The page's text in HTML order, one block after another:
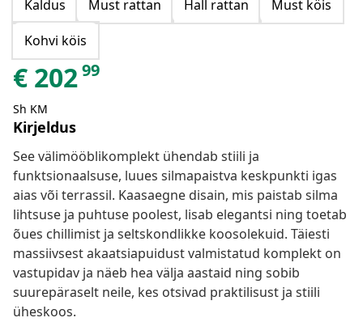
Kaldus
Must rattan Hall rattan
Must köis
Kohvi köis
€ 20299
Sh KM
Kirjeldus
See välimööblikomplekt ühendab stiili ja
funktsionaalsuse, luues silmapaistva keskpunkti igas
aias või terrassil. Kaasaegne disain, mis paistab silma
lihtsuse ja puhtuse poolest, lisab elegantsi ning toetab
õues chillimist ja seltskondlikke koosolekuid. Täiesti
massiivsest akaatsiapuidust valmistatud komplekt on
vastupidav ja näeb hea välja aastaid ning sobib
suurepäraselt neile, kes otsivad praktilisust ja stiili
üheskoos.